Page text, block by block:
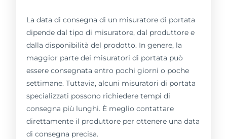
La data di consegna di un misuratore di portata
dipende dal tipo di misuratore, dal produttore e
dalla disponibilità del prodotto. In genere, la
maggior parte dei misuratori di portata può
essere consegnata entro pochi giorni o poche
settimane. Tuttavia, alcuni misuratori di portata
specializzati possono richiedere tempi di
consegna più lunghi. È meglio contattare
direttamente il produttore per ottenere una data
di consegna precisa.